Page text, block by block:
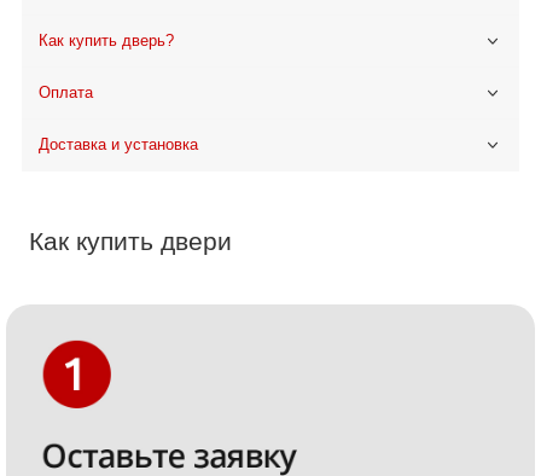
Как купить дверь?
Оплата
Доставка и установка
Как купить двери